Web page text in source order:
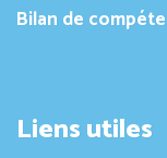
Bilan de
Liens utiles